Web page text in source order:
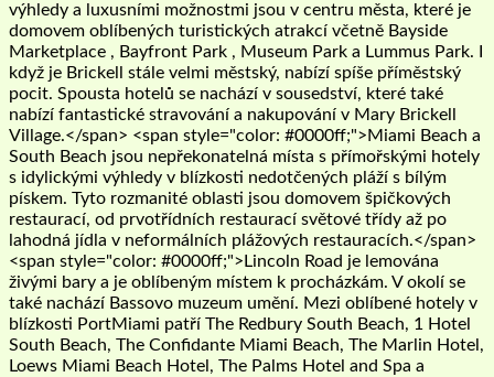
výhledy a luxusními možnostmi jsou v centru města, které je
domovem oblíbených turistických atrakcí včetně Bayside
Marketplace , Bayfront Park , Museum Park a Lummus Park. I
když je Brickell stále velmi městský, nabízí spíše příměstský
pocit. Spousta hotelů se nachází v sousedství, které také
nabízí fantastické stravování a nakupování v Mary Brickell
Village.</span> <span style="color: #0000ff;">Miami Beach a
South Beach jsou nepřekonatelná místa s přímořskými hotely
s idylickými výhledy v blízkosti nedotčených pláží s bílým
pískem. Tyto rozmanité oblasti jsou domovem špičkových
restaurací, od prvotřídních restaurací světové třídy až po
lahodná jídla v neformálních plážových restauracích.</span>
<span style="color: #0000ff;">Lincoln Road je lemována
živými bary a je oblíbeným místem k procházkám. V okolí se
také nachází Bassovo muzeum umění. Mezi oblíbené hotely v
blízkosti PortMiami patří The Redbury South Beach, 1 Hotel
South Beach, The Confidante Miami Beach, The Marlin Hotel,
Loews Miami Beach Hotel, The Palms Hotel and Spa a